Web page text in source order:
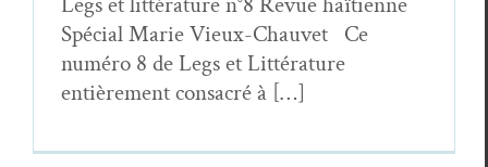
Spé­cial Marie Vieux-Chau­vet Ce
numéro 8 de Legs et Lit­téra­ture
entière­ment con­sacré à […]